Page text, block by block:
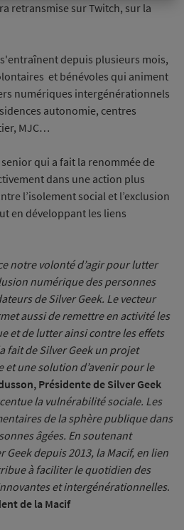
retransmise sur Twitch, sur la
depuis plusieurs mois,
et bénévoles qui animent
numériques intergénérationnels
autonomie, centres
MJC…
qui a fait la renommée de
dans une action plus
l’isolement social et l’exclusion
en développant les liens
notre volonté d’agir pour lutter
numérique des personnes
de Silver Geek. Le vecteur
aussi de remettre en activité les
et de lutter ainsi contre les effets
fait de Silver Geek un projet
une solution d’avenir pour le
Présidente de Silver Geek
la vulnérabilité sociale. Les
de la sphère publique dans
âgées. En soutenant
Geek depuis 2013, la Macif, en lien
à faciliter le quotidien des
et intergénérationnelles.
de la Macif